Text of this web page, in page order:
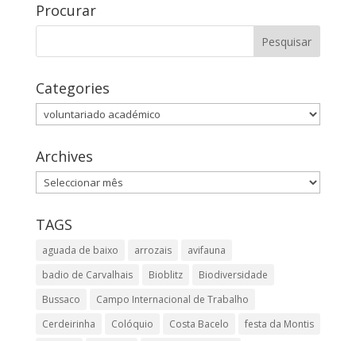
Procurar
Categories
Categories
Archives
Archives
TAGS
aguada de baixo arrozais
avifauna
badio de Carvalhais
Bioblitz
Biodiversidade
Bussaco
Campo Internacional de Trabalho
Cerdeirinha
Colóquio Costa Bacelo
festa da Montis